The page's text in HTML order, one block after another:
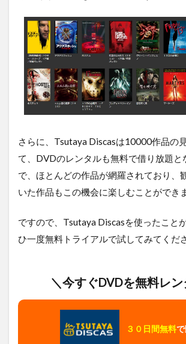
さらに、Tsutaya Discasは10000作品の
て、DVDのレンタルも無料で借り放題と
で、ほとんどの作品が網羅されており、
いた作品もこの機会に楽しむことができ
ですので、Tsutaya Discasを使ったこと
ひ一度無料トライアルで試してみてくだ
＼今すぐDVDを無料レン
３０日間無料